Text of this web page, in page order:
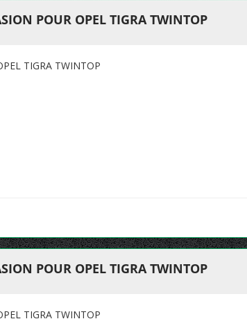
POUR OPEL TIGRA TWINTOP
TIGRA TWINTOP
POUR OPEL TIGRA TWINTOP
TIGRA TWINTOP